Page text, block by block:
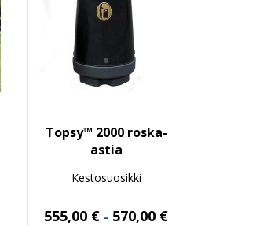
Topsy™ 2000 roska-
astia
Kestosuosikki
555,00 € – 570,00 €Hintaluokka: